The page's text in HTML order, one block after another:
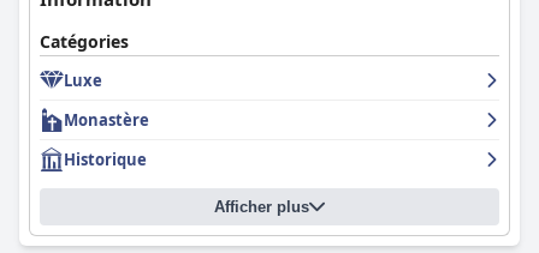
Catégories
Luxe
Monastère
Historique
Afficher plus